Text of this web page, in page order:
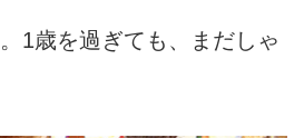
1歳を過ぎても、まだしゃ